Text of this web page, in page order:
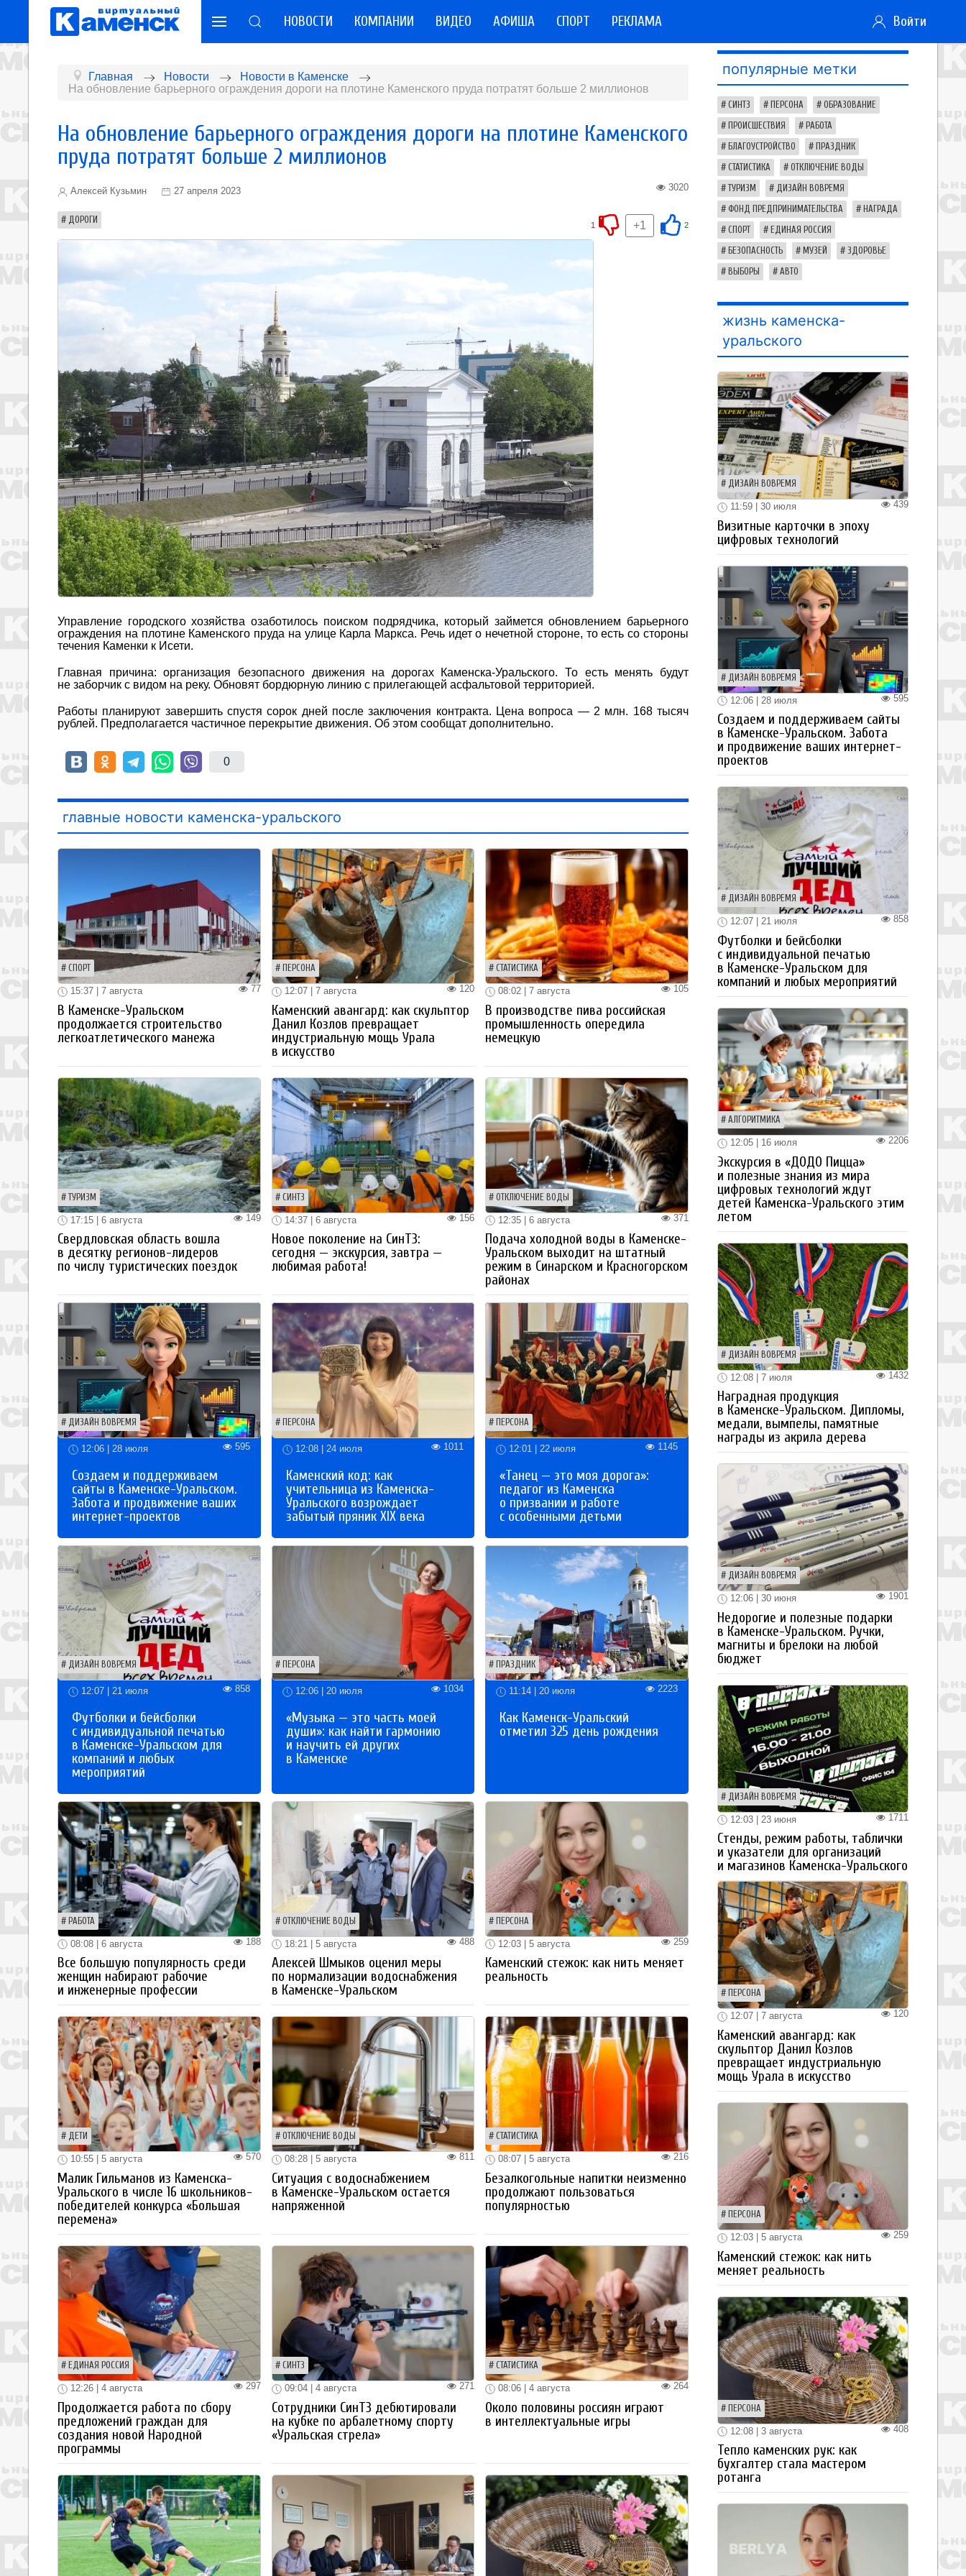
НОВОСТИ КОМПАНИИ ВИДЕО АФИША СПОРТ РЕКЛАМА Войти
Главная Новости
Новости в Каменске
На обновление барьерного ограждения дороги на плотине Каменского пруда потратят больше 2 миллионов
На обновление барьерного ограждения дороги на плотине Каменского
пруда потратят больше 2 миллионов
Алексей Кузьмин 27 апреля 2023 3020
ДОРОГИ 2
+1
1
Управление городского хозяйства озаботилось поиском подрядчика, который займется обновлением барьерного
ограждения на плотине Каменского пруда на улице Карла Маркса. Речь идет о нечетной стороне, то есть со стороны
течения Каменки к Исети.
Главная причина: организация безопасного движения на дорогах Каменска-Уральского. То есть менять будут
не заборчик с видом на реку. Обновят бордюрную линию с прилегающей асфальтовой территорией.
Работы планируют завершить спустя сорок дней после заключения контракта. Цена вопроса — 2 млн. 168 тысяч
рублей. Предполагается частичное перекрытие движения. Об этом сообщат дополнительно.
0
главные новости каменска-уральского
СПОРТ
77
15:37 | 7 августа
В Каменске-Уральском
продолжается строительство
легкоатлетического манежа
ПЕРСОНА
120
12:07 | 7 августа
Каменский авангард: как скульптор
Данил Козлов превращает
индустриальную мощь Урала
в искусство
СТАТИСТИКА
105
08:02 | 7 августа
В производстве пива российская
промышленность опередила
немецкую
ТУРИЗМ
149
17:15 | 6 августа
Свердловская область вошла
в десятку регионов-лидеров
по числу туристических поездок
СИНТЗ
156
14:37 | 6 августа
Новое поколение на СинТЗ:
сегодня — экскурсия, завтра —
любимая работа!
ОТКЛЮЧЕНИЕ ВОДЫ
371
12:35 | 6 августа
Подача холодной воды в Каменске-
Уральском выходит на штатный
режим в Синарском и Красногорском
районах
ДИЗАЙН ВОВРЕМЯ
12:06 | 28 июля 595
Создаем и поддерживаем
сайты в Каменске-Уральском.
Забота и продвижение ваших
интернет-проектов
ПЕРСОНА
12:08 | 24 июля 1011
Каменский код: как
учительница из Каменска-
Уральского возрождает
забытый пряник XIX века
ПЕРСОНА
12:01 | 22 июля 1145
«Танец — это моя дорога»:
педагог из Каменска
о призвании и работе
с особенными детьми
ДИЗАЙН ВОВРЕМЯ
12:07 | 21 июля 858
Футболки и бейсболки
с индивидуальной печатью
в Каменске-Уральском для
компаний и любых
мероприятий
ПЕРСОНА
12:06 | 20 июля 1034
«Музыка — это часть моей
души»: как найти гармонию
и научить ей других
в Каменске
ПРАЗДНИК
11:14 | 20 июля 2223
Как Каменск-Уральский
отметил 325 день рождения
РАБОТА
188
08:08 | 6 августа
Все большую популярность среди
женщин набирают рабочие
и инженерные профессии
ОТКЛЮЧЕНИЕ ВОДЫ
488
18:21 | 5 августа
Алексей Шмыков оценил меры
по нормализации водоснабжения
в Каменске-Уральском
ПЕРСОНА
259
12:03 | 5 августа
Каменский стежок: как нить меняет
реальность
ДЕТИ
570
10:55 | 5 августа
Малик Гильманов из Каменска-
Уральского в числе 16 школьников-
победителей конкурса «Большая
перемена»
ОТКЛЮЧЕНИЕ ВОДЫ
811
08:28 | 5 августа
Ситуация с водоснабжением
в Каменске-Уральском остается
напряженной
СТАТИСТИКА
216
08:07 | 5 августа
Безалкогольные напитки неизменно
продолжают пользоваться
популярностью
ЕДИНАЯ РОССИЯ
297
12:26 | 4 августа
Продолжается работа по сбору
предложений граждан для
создания новой Народной
программы
СИНТЗ
271
09:04 | 4 августа
Сотрудники СинТЗ дебютировали
на кубке по арбалетному спорту
«Уральская стрела»
СТАТИСТИКА
264
08:06 | 4 августа
Около половины россиян играют
в интеллектуальные игры
популярные метки
СИНТЗ ПЕРСОНА ОБРАЗОВАНИЕ
ПРОИСШЕСТВИЯ РАБОТА
БЛАГОУСТРОЙСТВО ПРАЗДНИК
СТАТИСТИКА ОТКЛЮЧЕНИЕ ВОДЫ
ТУРИЗМ ДИЗАЙН ВОВРЕМЯ
ФОНД ПРЕДПРИНИМАТЕЛЬСТВА НАГРАДА
СПОРТ ЕДИНАЯ РОССИЯ
БЕЗОПАСНОСТЬ МУЗЕЙ ЗДОРОВЬЕ
ВЫБОРЫ АВТО
жизнь каменска-
уральского
ДИЗАЙН ВОВРЕМЯ
439
11:59 | 30 июля
Визитные карточки в эпоху
цифровых технологий
ДИЗАЙН ВОВРЕМЯ
595
12:06 | 28 июля
Создаем и поддерживаем сайты
в Каменске-Уральском. Забота
и продвижение ваших интернет-
проектов
ДИЗАЙН ВОВРЕМЯ
858
12:07 | 21 июля
Футболки и бейсболки
с индивидуальной печатью
в Каменске-Уральском для
компаний и любых мероприятий
АЛГОРИТМИКА
2206
12:05 | 16 июля
Экскурсия в «ДОДО Пицца»
и полезные знания из мира
цифровых технологий ждут
детей Каменска-Уральского этим
летом
ДИЗАЙН ВОВРЕМЯ
1432
12:08 | 7 июля
Наградная продукция
в Каменске-Уральском. Дипломы,
медали, вымпелы, памятные
награды из акрила дерева
ДИЗАЙН ВОВРЕМЯ
1901
12:06 | 30 июня
Недорогие и полезные подарки
в Каменске-Уральском. Ручки,
магниты и брелоки на любой
бюджет
ДИЗАЙН ВОВРЕМЯ
1711
12:03 | 23 июня
Стенды, режим работы, таблички
и указатели для организаций
и магазинов Каменска-Уральского
ПЕРСОНА
120
12:07 | 7 августа
Каменский авангард: как
скульптор Данил Козлов
превращает индустриальную
мощь Урала в искусство
ПЕРСОНА
259
12:03 | 5 августа
Каменский стежок: как нить
меняет реальность
ПЕРСОНА
408
12:08 | 3 августа
Тепло каменских рук: как
бухгалтер стала мастером
ротанга